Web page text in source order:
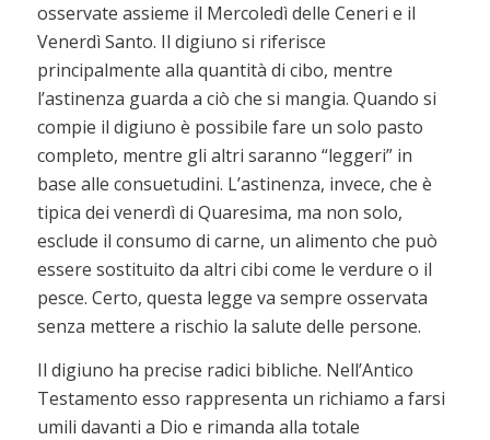
osservate assieme il Mercoledì delle Ceneri e il
Venerdì Santo. Il digiuno si riferisce
principalmente alla quantità di cibo, mentre
l’astinenza guarda a ciò che si mangia. Quando si
compie il digiuno è possibile fare un solo pasto
completo, mentre gli altri saranno “leggeri” in
base alle consuetudini. L’astinenza, invece, che è
tipica dei venerdì di Quaresima, ma non solo,
esclude il consumo di carne, un alimento che può
essere sostituito da altri cibi come le verdure o il
pesce. Certo, questa legge va sempre osservata
senza mettere a rischio la salute delle persone.
Il digiuno ha precise radici bibliche. Nell’Antico
Testamento esso rappresenta un richiamo a farsi
umili davanti a Dio e rimanda alla totale